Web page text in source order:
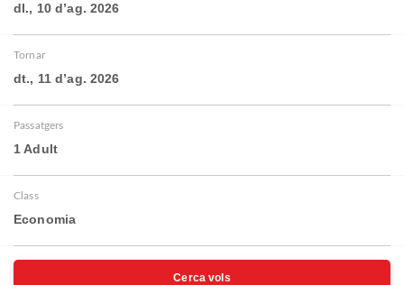
dl., 10 d’ag. 2026
Tornar
dt., 11 d’ag. 2026
Passatgers
1 Adult
Class
Economia
Cerca vols